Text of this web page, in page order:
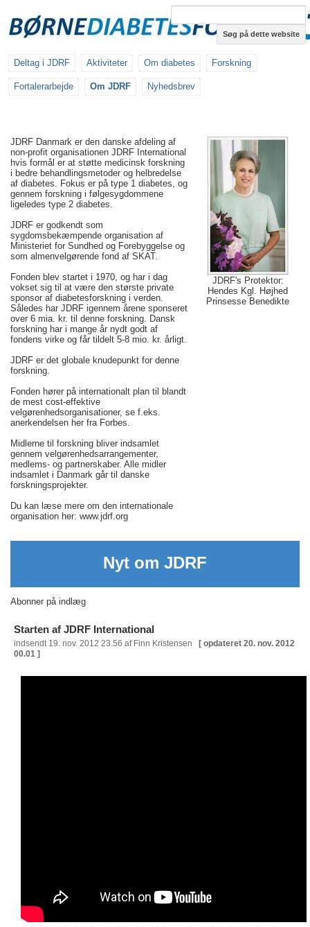
Søg på dette website
Deltag i JDRF Aktiviteter Om diabetes Forskning
Fortalerarbejde Om JDRF Nyhedsbrev
JDRF Danmark er den danske afdeling af
non-profit organisationen JDRF International
hvis formål er at støtte medicinsk forskning
i bedre behandlingsmetoder og helbredelse
af diabetes. Fokus er på type 1 diabetes, og
gennem forskning i følgesygdommene
ligeledes type 2 diabetes.
JDRF er godkendt som
sygdomsbekæmpende organisation af
Ministeriet for Sundhed og Forebyggelse og
som almenvelgørende fond af SKAT.
Fonden blev startet i 1970, og har i dag
vokset sig til at være den største private
sponsor af diabetesforskning i verden.
Således har JDRF igennem årene sponseret
over 6 mia. kr. til denne forskning. Dansk
forskning har i mange år nydt godt af
fondens virke og får tildelt 5-8 mio. kr. årligt.
JDRF er det globale knudepunkt for denne
forskning.
Fonden hører på internationalt plan til blandt
de mest cost-effektive
velgørenhedsorganisationer, se f.eks.
anerkendelsen her fra Forbes.
Midlerne til forskning bliver indsamlet
gennem velgørenhedsarrangementer,
medlems- og partnerskaber. Alle midler
indsamlet i Danmark går til danske
forskningsprojekter.
Du kan læse mere om den internationale
organisation her: www.jdrf.org
JDRF's Protektor:
Hendes Kgl. Højhed
Prinsesse Benedikte
Nyt om JDRF
Abonner på indlæg
Starten af JDRF International
indsendt 19. nov. 2012 23.56 af Finn Kristensen [ opdateret 20. nov. 2012
00.01 ]